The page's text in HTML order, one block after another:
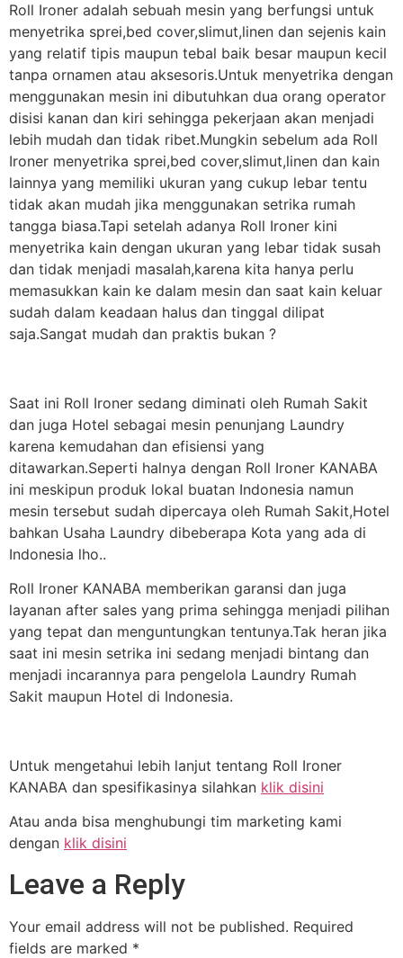
Roll Ironer adalah sebuah mesin yang berfungsi untuk
menyetrika sprei,bed cover,slimut,linen dan sejenis kain
yang relatif tipis maupun tebal baik besar maupun kecil
tanpa ornamen atau aksesoris.Untuk menyetrika dengan
menggunakan mesin ini dibutuhkan dua orang operator
disisi kanan dan kiri sehingga pekerjaan akan menjadi
lebih mudah dan tidak ribet.Mungkin sebelum ada Roll
Ironer menyetrika sprei,bed cover,slimut,linen dan kain
lainnya yang memiliki ukuran yang cukup lebar tentu
tidak akan mudah jika menggunakan setrika rumah
tangga biasa.Tapi setelah adanya Roll Ironer kini
menyetrika kain dengan ukuran yang lebar tidak susah
dan tidak menjadi masalah,karena kita hanya perlu
memasukkan kain ke dalam mesin dan saat kain keluar
sudah dalam keadaan halus dan tinggal dilipat
saja.Sangat mudah dan praktis bukan ?
Saat ini Roll Ironer sedang diminati oleh Rumah Sakit
dan juga Hotel sebagai mesin penunjang Laundry
karena kemudahan dan efisiensi yang
ditawarkan.Seperti halnya dengan Roll Ironer KANABA
ini meskipun produk lokal buatan Indonesia namun
mesin tersebut sudah dipercaya oleh Rumah Sakit,Hotel
bahkan Usaha Laundry dibeberapa Kota yang ada di
Indonesia lho..
Roll Ironer KANABA memberikan garansi dan juga
layanan after sales yang prima sehingga menjadi pilihan
yang tepat dan menguntungkan tentunya.Tak heran jika
saat ini mesin setrika ini sedang menjadi bintang dan
menjadi incarannya para pengelola Laundry Rumah
Sakit maupun Hotel di Indonesia.
Untuk mengetahui lebih lanjut tentang Roll Ironer
KANABA dan spesifikasinya silahkan klik disini
Atau anda bisa menghubungi tim marketing kami
dengan klik disini
Leave a Reply
Your email address will not be published. Required
fields are marked *